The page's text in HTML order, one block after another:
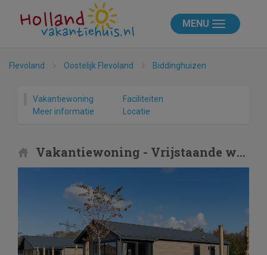
MENU
Flevoland Oostelijk Flevoland Biddinghuizen
Vakantiewoning
Faciliteiten
Meer informatie
Locatie
Vakantiewoning - Vrijstaande woning in Biddinghuizen